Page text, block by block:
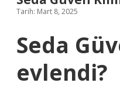
Tarih: Mart 8, 2025
Seda
evlendi?